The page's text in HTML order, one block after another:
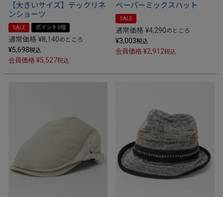
【大きいサイズ】テックリネ
ンショーツ
SALE ポイント5倍
通常価格 ¥8,140のところ
¥5,698税込
会員価格 ¥5,527税込
ペーパーミックスハット
SALE
通常価格 ¥4,290のところ
¥3,003税込
会員価格 ¥2,912税込